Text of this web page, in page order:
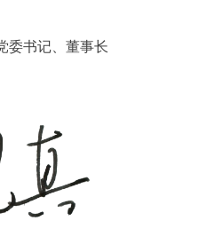
委书记、董事长